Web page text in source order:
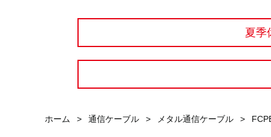
夏季
ホーム > 通信ケーブル > メタル通信ケーブル >